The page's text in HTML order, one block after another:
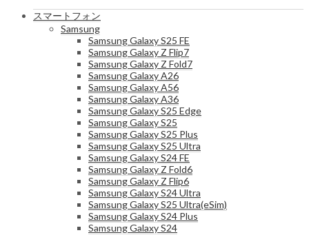
スマートフォン
Samsung
Samsung Galaxy S25 FE
Samsung Galaxy Z Flip7
Samsung Galaxy Z Fold7
Samsung Galaxy A26
Samsung Galaxy A56
Samsung Galaxy A36
Samsung Galaxy S25 Edge
Samsung Galaxy S25
Samsung Galaxy S25 Plus
Samsung Galaxy S25 Ultra
Samsung Galaxy S24 FE
Samsung Galaxy Z Fold6
Samsung Galaxy Z Flip6
Samsung Galaxy S24 Ultra
Samsung Galaxy S25 Ultra(eSim)
Samsung Galaxy S24 Plus
Samsung Galaxy S24